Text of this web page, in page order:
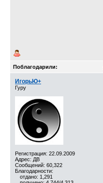
Поблагодарили:
ИгорьЮ+
Гуру
Регистрация: 22.09.2009
Адрес: ДВ
Сообщений: 60,322
Благодарности:
отдано: 1,291